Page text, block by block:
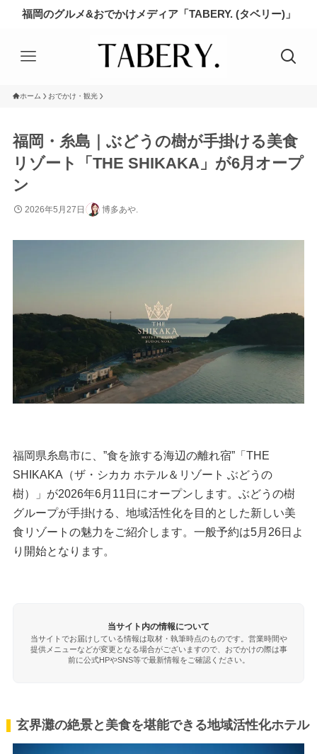
福岡のグルメ&おでかけメディア「TABERY. (タベリー)」
ホーム おでかけ・観光
福岡・糸島｜ぶどうの樹が手掛ける美食
リゾート「THE SHIKAKA」が6月オープ
ン
2026年5月27日 博多あや.
福岡県糸島市に、”食を旅する海辺の離れ宿”「THE
SHIKAKA（ザ・シカカ ホテル＆リゾート ぶどうの
樹）」が2026年6月11日にオープンします。ぶどうの樹
グループが手掛ける、地域活性化を目的とした新しい美
食リゾートの魅力をご紹介します。一般予約は5月26日よ
り開始となります。
当サイト内の情報について
当サイトでお届けしている情報は取材・執筆時点のものです。営業時間や
提供メニューなどが変更となる場合がございますので、おでかけの際は事
前に公式HPやSNS等で最新情報をご確認ください。
玄界灘の絶景と美食を堪能できる地域活性化ホテル